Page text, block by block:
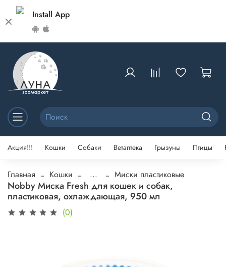
Install App
Акция!!! Кошки Собаки Ветаптека Грызуны Птицы
Главная Кошки ... Миски пластиковые
Nobby Миска Fresh для кошек и собак,
пластиковая, охлаждающая, 950 мл
(0)